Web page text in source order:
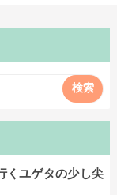
くユゲタの少し尖